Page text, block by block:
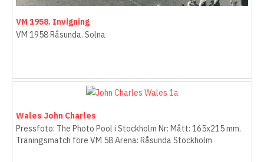
VM 1958. Invigning
VM 1958 Råsunda. Solna
Wales John Charles
Pressfoto: The Photo Pool i Stockholm Nr: Mått: 165x215 mm.
Träningsmatch före VM 58 Arena: Råsunda Stockholm